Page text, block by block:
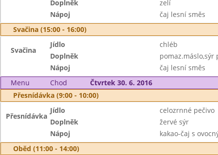
Doplněk
zelí
Nápoj
čaj lesní směs
Svačina (15:00 - 16:00)
Svačina
Jídlo
chléb
Doplněk
pomaz.máslo,sýr
Nápoj
čaj lesní směs
Menu
Chod
Čtvrtek 30. 6. 2016
Přesnídávka (9:00 - 10:00)
Přesnídávka
Jídlo
celozrnné pečivo
Doplněk
žervé sýr
Nápoj
kakao-čaj s
Oběd (11:00 - 14:00)